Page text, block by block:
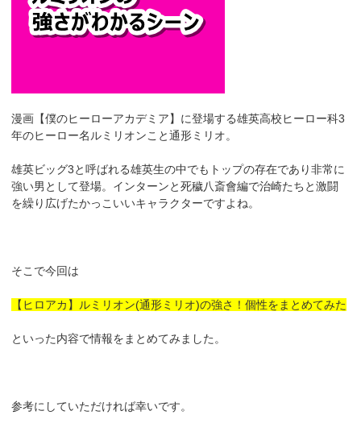
漫画【僕のヒーローアカデミア】に登場する雄英高校ヒーロー科3
年のヒーロー名ルミリオンこと通形ミリオ。
雄英ビッグ3と呼ばれる雄英生の中でもトップの存在であり非常に
強い男として登場。インターンと死穢八斎會編で治崎たちと激闘
を繰り広げたかっこいいキャラクターですよね。
そこで今回は
【ヒロアカ】ルミリオン(通形ミリオ)の強さ！個性をまとめてみた
といった内容で情報をまとめてみました。
参考にしていただければ幸いです。